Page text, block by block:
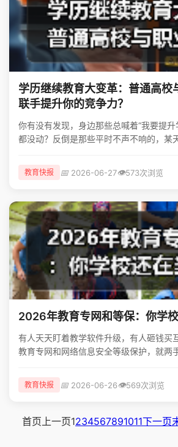
学历继续教育大变革：普通高校
联手提升你的竞争力？
你有没有发现，身边那些总喊着“我要提
都没动？反倒是那些平时不声不响的，某
教育快报 📅2026-06-27👁️573次浏览
2026年教育专网和等保：你学校
有人天天盯着教学软件升级，有人砸钱买
教育专网和网络信息安全等级保护，就两
教育快报 📅2026-06-26👁️569次浏览
首页上一页1234567891011下一页